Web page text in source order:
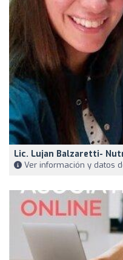
Lic. Lujan Balzaretti-
Ver información y datos